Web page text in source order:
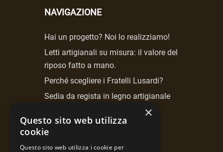
NAVIGAZIONE
Hai un progetto? Noi lo realizziamo!
Letti artigianali su misura: il valore del
riposo fatto a mano.
Perché scegliere i Fratelli Lusardi?
Sedia da regista in legno artigianale
NEWSLETTER
×
Questo sito web utilizza
cookie
Questo sito web utilizza i cookie per